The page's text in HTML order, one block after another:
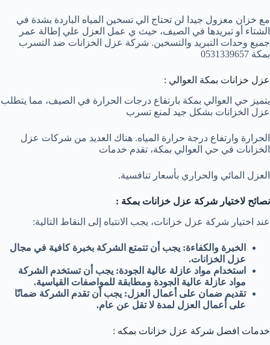
مع خزان معزول جيدا لن تحتاج الي تسخين المياه الباردة بشدة في
الشتاء أو تبريدها في الصيف، حيث ي عمل العزل علي إطالة عمر
جميع وحدات التبريد والتسخين. شركة عزل الخزانات ضد التسرب
بمكة 0531339657
عزل خزانات بمكة العوالي :
يتميز حي العوالي بمكة بارتفاع درجات الحرارة في الصيف، مما يتطلب
عزل الخزانات بشكل جيد لمنع تسرب
الحرارة وارتفاع درجة حرارة المياه. هناك العديد من شركات عزل
الخزانات في حي العوالي بمكة، تقدم خدمات
العزل المائي والحراري بأسعار تنافسية.
نصائح لاختيار شركة عزل خزانات بمكة :
عند اختيار شركة عزل خزانات، يجب الانتباه إلى النقاط التالية:
الخبرة والكفاءة: يجب أن تتمتع الشركة بخبرة كافية في مجال
عزل الخزانات.
استخدام مواد عازلة عالية الجودة: يجب أن تستخدم الشركة
مواد عازلة عالية الجودة ومطابقة للمواصفات القياسية.
تقديم ضمان على أعمال العزل: يجب أن تقدم الشركة ضمانًا
على أعمال العزل لمدة لا تقل عن عام.
خدمات افضل شركة عزل خزانات بمكه :